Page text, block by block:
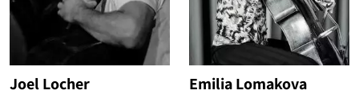
Joel Locher Emilia Lomakova